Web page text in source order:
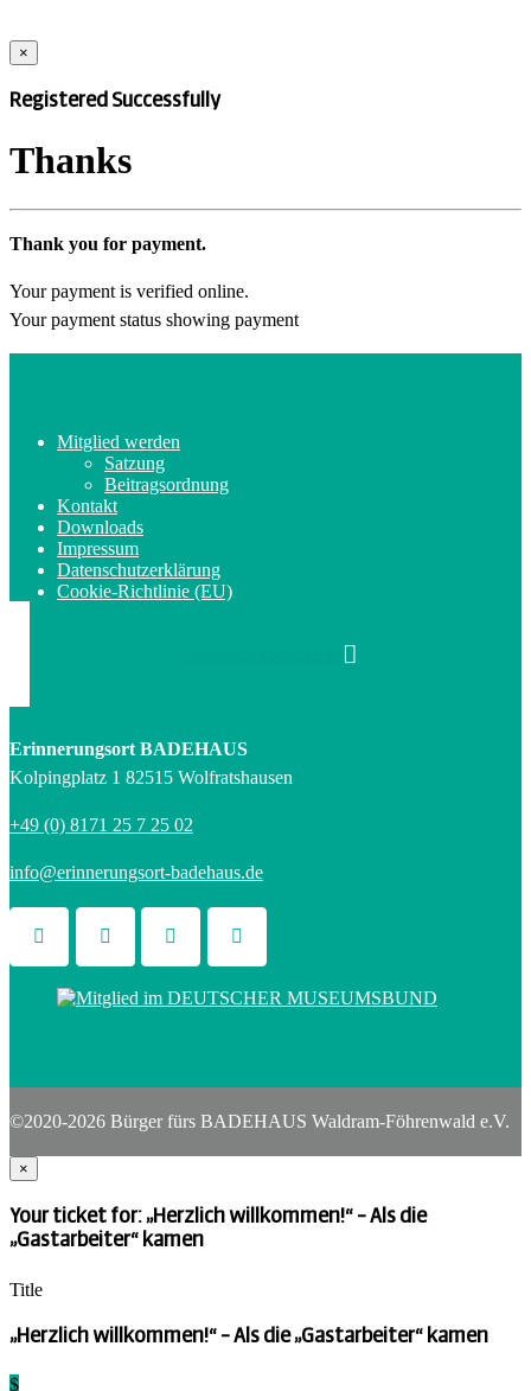
×
Registered Successfully
Thanks
Thank you for payment.
Your payment is verified online.
Your payment status showing payment
Mitglied werden
Satzung
Beitragsordnung
Kontakt
Downloads
Impressum
Datenschutzerklärung
Cookie-Richtlinie (EU)
Erinnerungsort BADEHAUS
Kolpingplatz 1 82515 Wolfratshausen
+49 (0) 8171 25 7 25 02
info@erinnerungsort-badehaus.de
©2020-2026 Bürger fürs BADEHAUS Waldram-Föhrenwald e.V.
×
Your ticket for: „Herzlich willkommen!“ – Als die
„Gastarbeiter“ kamen
Title
„Herzlich willkommen!“ – Als die „Gastarbeiter“ kamen
$